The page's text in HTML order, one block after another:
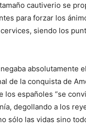
cautiverio se
para forzar los
siendo los
absolutamente
de la conquista de
los españoles “se
degollando a los
sólo las vidas sino